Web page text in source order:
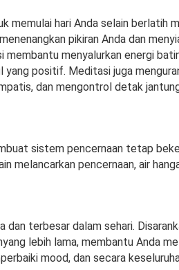
memulai hari Anda selain berlatih
pikiran Anda dan
membantu menyalurkan energi
yang positif. Meditasi juga
dan mengontrol detak
sistem pencernaan tetap
melancarkan pencernaan, air
dan terbesar dalam sehari.
lebih lama, membantu Anda
mood, dan secara